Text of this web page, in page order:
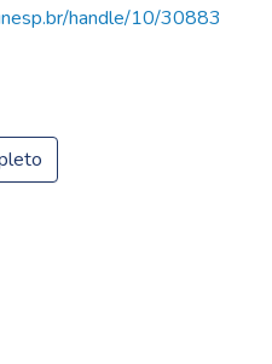
handle/10/30883